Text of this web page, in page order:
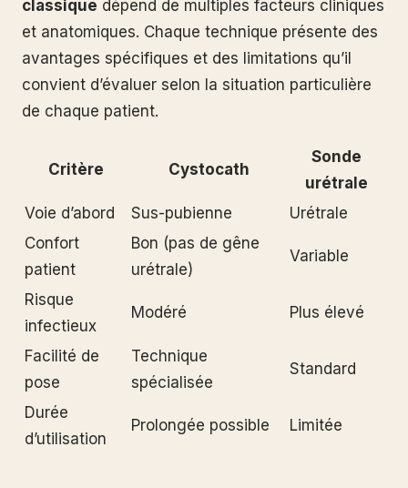
classique dépend de multiples facteurs cliniques
et anatomiques. Chaque technique présente des
avantages spécifiques et des limitations qu’il
convient d’évaluer selon la situation particulière
de chaque patient.
Critère Cystocath
Sonde
urétrale
Voie d’abord
Sus-pubienne
Urétrale
Confort
patient
Bon (pas de gêne
urétrale)
Variable
Risque
infectieux
Modéré Plus élevé
Facilité de
pose
Technique
spécialisée
Standard
Durée
d’utilisation
Prolongée possible Limitée